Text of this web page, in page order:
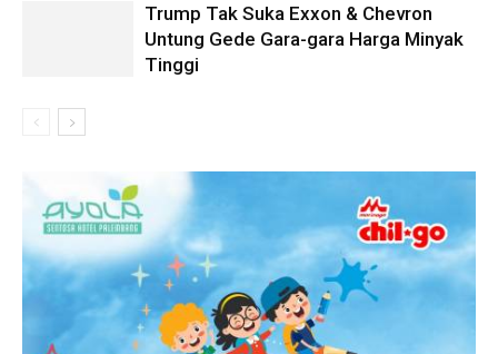
Trump Tak Suka Exxon & Chevron
Untung Gede Gara-gara Harga Minyak
Tinggi